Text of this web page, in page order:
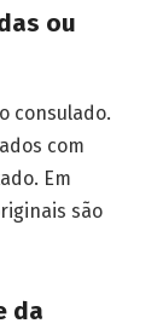
ou
consulado.
com
Em
são
da